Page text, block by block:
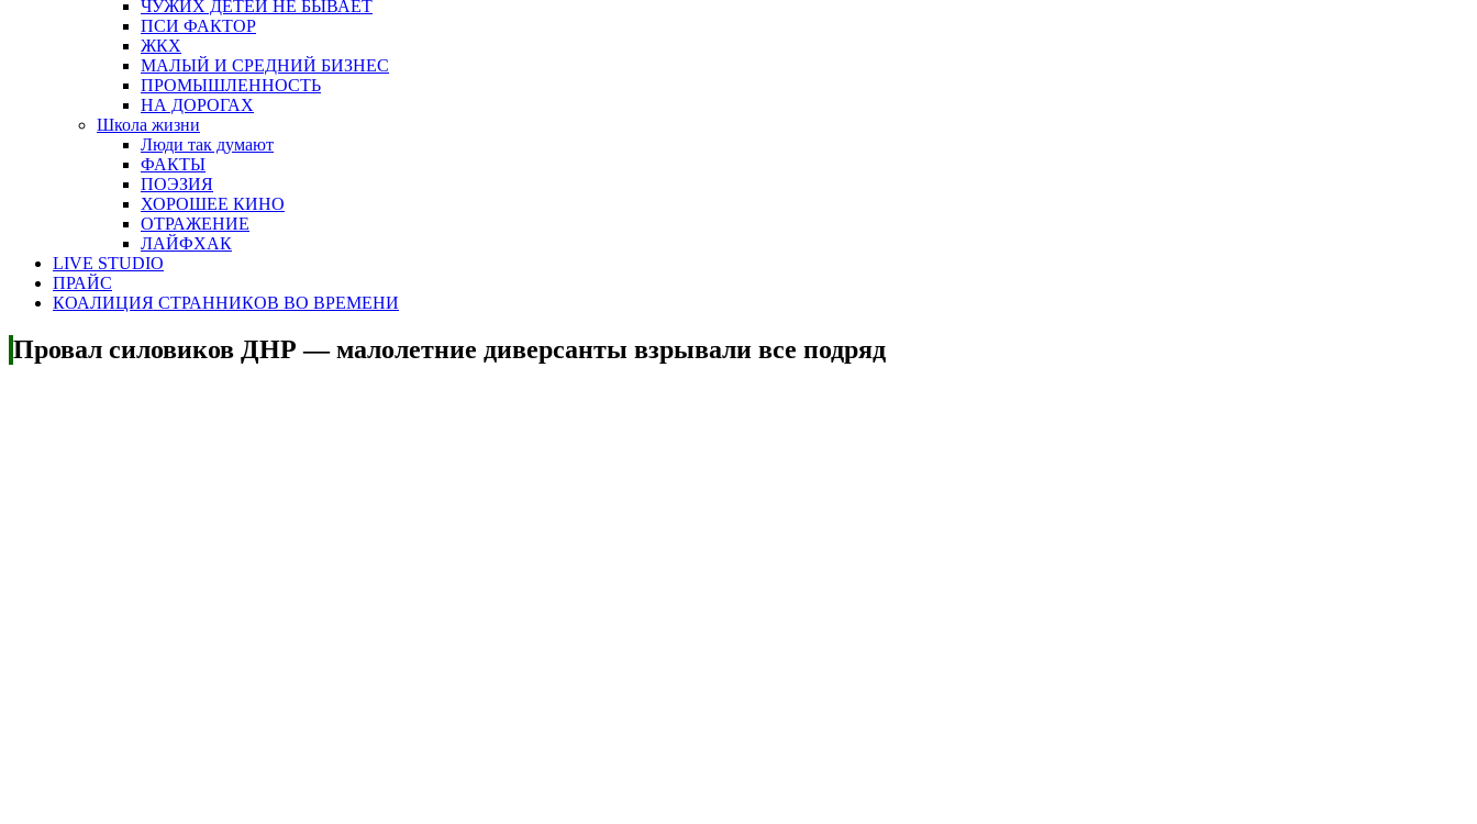
ЧУЖИХ ДЕТЕЙ НЕ БЫВАЕТ
ПСИ ФАКТОР
ЖКХ
МАЛЫЙ И СРЕДНИЙ БИЗНЕС
ПРОМЫШЛЕННОСТЬ
НА ДОРОГАХ
Школа жизни
Люди так думают
ФАКТЫ
ПОЭЗИЯ
ХОРОШЕЕ КИНО
ОТРАЖЕНИЕ
ЛАЙФХАК
LIVE STUDIO
ПРАЙС
КОАЛИЦИЯ СТРАННИКОВ ВО ВРЕМЕНИ
Провал силовиков ДНР — малолетние диверсанты взрывали все подряд